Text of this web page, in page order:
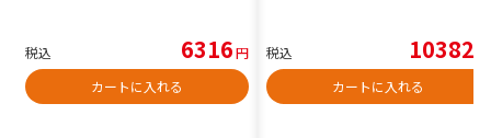
税込 6316円
カートに入れる
税込 10382
カートに入れる